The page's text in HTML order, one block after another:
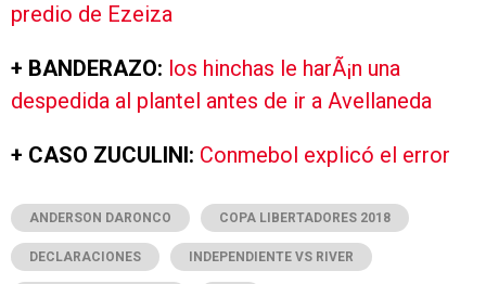
predio de Ezeiza
+ BANDERAZO: los hinchas le harÃ¡n una
despedida al plantel antes de ir a Avellaneda
+ CASO ZUCULINI: Conmebol explicó el error
ANDERSON DARONCO COPA LIBERTADORES 2018
DECLARACIONES INDEPENDIENTE VS RIVER